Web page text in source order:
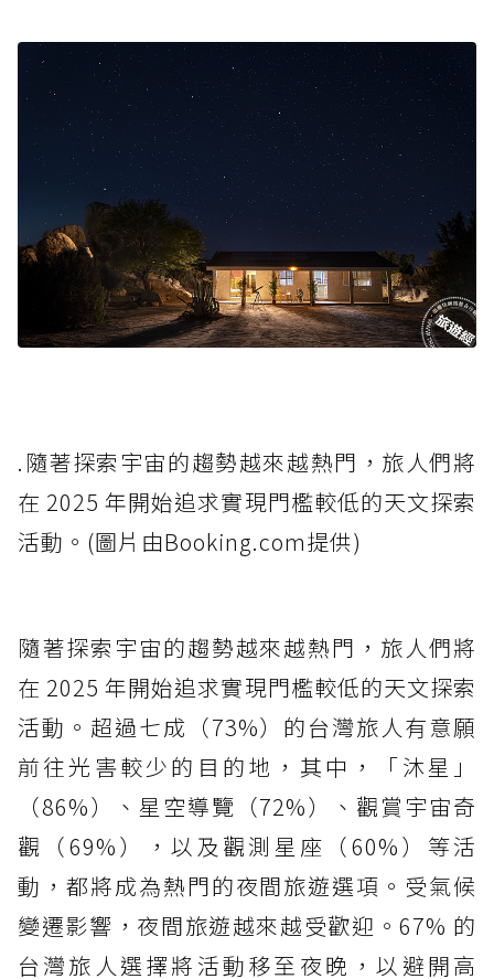
.隨著探索宇宙的趨勢越來越熱門，旅人們將
在 2025 年開始追求實現門檻較低的天文探索
活動。(圖片由Booking.com提供)
隨著探索宇宙的趨勢越來越熱門，旅人們將
在 2025 年開始追求實現門檻較低的天文探索
活動。超過七成（73%）的台灣旅人有意願
前往光害較少的目的地，其中，「沐星」
（86%）、星空導覽（72%）、觀賞宇宙奇
觀（69%），以及觀測星座（60%）等活
動，都將成為熱門的夜間旅遊選項。受氣候
變遷影響，夜間旅遊越來越受歡迎。67% 的
台灣旅人選擇將活動移至夜晚，以避開高